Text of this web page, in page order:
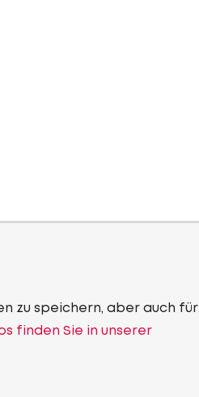
zu speichern, aber auch für
finden Sie in unserer